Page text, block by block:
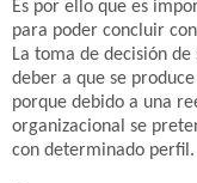
Es por ello que es
para poder concluir
La toma de decisión
deber a que se
porque debido a una
organizacional se
con determinado perfil.